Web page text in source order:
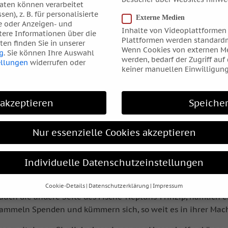
die am Meer leben, das Wasser in seiner ruhigen und in
haben. Die Fischer in den vielen kleinen Orten am
die sie um Hilfe baten, bevor sie mit ihren Booten
innerhalb weniger Stunden die zerstörerische Kraft
die andere Seite des Fische-Neptuns-Prinzip, nämlich
Spenden und kümmern sich, so weit es in ihrer
können verarbeitet
z. B. für personalisierte
Anzeigen- und
Informationen über die
finden Sie in unserer
. Sie können Ihre Auswahl
widerrufen oder
Externe Medien
Inhalte von Videoplattformen
Plattformen werden
Wenn Cookies von externen
werden, bedarf der Zugriff
keiner manuellen
Nur essenzielle Cookies akzeptieren
Individuelle Datenschutzeinstellungen
Cookie-Details Datenschutzerklärung Impressum
Datenschutzeinstellungen